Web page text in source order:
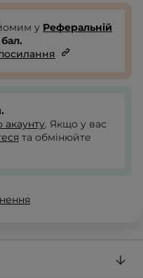
у Реферальній
бал.
акаунту. Якщо у вас
та обмінюйте